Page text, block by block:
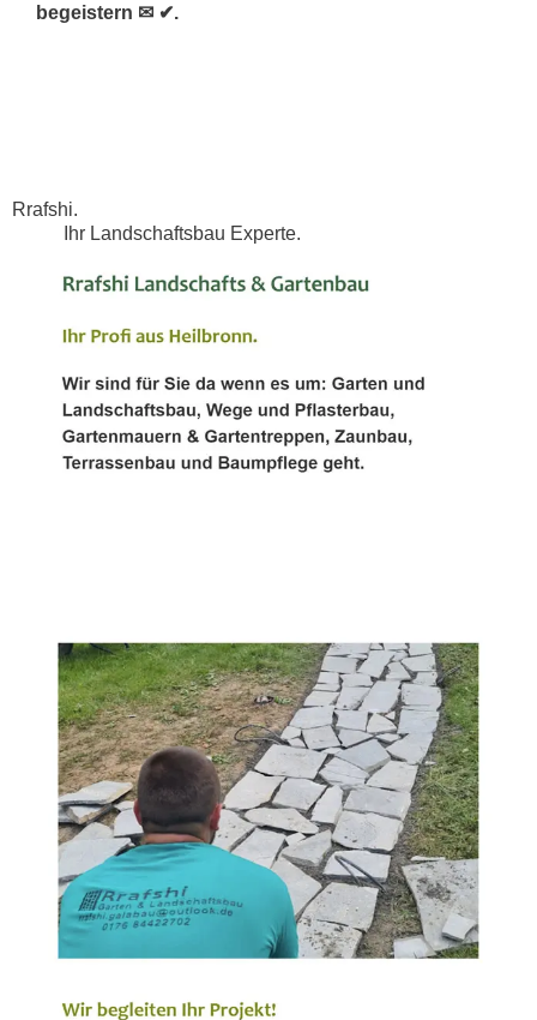
begeistern ✉ ✔.
Rrafshi.
Ihr Landschaftsbau Experte.